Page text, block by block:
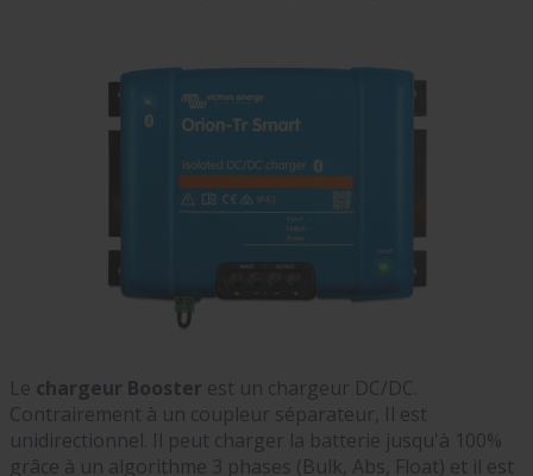
Le chargeur Booster est un chargeur DC/DC.
Contrairement à un coupleur séparateur, Il est
unidirectionnel. Il peut charger la batterie jusqu'à 100%
grâce à un algorithme 3 phases (Bulk, Abs, Float) et il est